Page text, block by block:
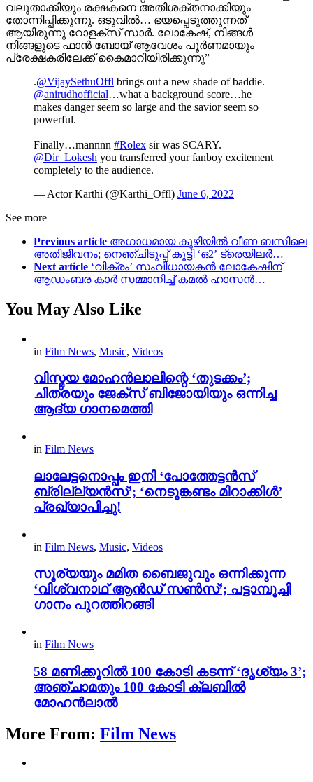
വലുതാക്കിയും രക്ഷകനെ അതിശക്തനാക്കിയും
തോന്നിപ്പിക്കുന്നു. ഒടുവിൽ… ഭയപ്പെടുത്തുന്നത്
ആയിരുന്നു റോളക്‌സ് സാർ. ലോകേഷ്, നിങ്ങൾ
നിങ്ങളുടെ ഫാൻ ബോയ് ആവേശം പൂർണമായും
പ്രേക്ഷകരിലേക്ക് കൈമാറിയിരിക്കുന്നു”
.@VijaySethuOffl brings out a new shade of baddie.
@anirudhofficial…what a background score…he
makes danger seem so large and the savior seem so
powerful.
Finally…mannnn #Rolex sir was SCARY.
@Dir_Lokesh you transferred your fanboy excitement
completely to the audience.
— Actor Karthi (@Karthi_Offl) June 6, 2022
See more
Previous article അഗാധമായ കുഴിയിൽ വീണ ബസിലെ
അതിജീവനം; നെഞ്ചിടുപ്പ് കൂട്ടി ‘ഒ2’ ട്രെയിലര്‍…
Next article ‘വിക്രം’ സംവിധായകൻ ലോകേഷിന്
ആഡംബര കാർ സമ്മാനിച്ച് കമൽ ഹാസൻ…
You May Also Like
in Film News, Music, Videos
വിസ്മയ മോഹൻലാലിന്റെ ‘തുടക്കം’;
ചിത്രയും ജേക്സ് ബിജോയിയും ഒന്നിച്ച
ആദ്യ ഗാനമെത്തി
in Film News
ലാലേട്ടനൊപ്പം ഇനി ‘പോത്തേട്ടൻസ്
ബ്രില്ല്യൻസ്’; ‘നെടുങ്കണ്ടം മിറാക്കിൾ’
പ്രഖ്യാപിച്ചു!
in Film News, Music, Videos
സൂര്യയും മമിത ബൈജുവും ഒന്നിക്കുന്ന
‘വിശ്വനാഥ് ആൻഡ് സൺസ്’; പട്ടാമ്പൂച്ചി
ഗാനം പുറത്തിറങ്ങി
in Film News
58 മണിക്കൂറിൽ 100 കോടി കടന്ന് ‘ദൃശ്യം 3’;
അഞ്ചാമതും 100 കോടി ക്ലബിൽ
മോഹൻലാൽ
More From: Film News